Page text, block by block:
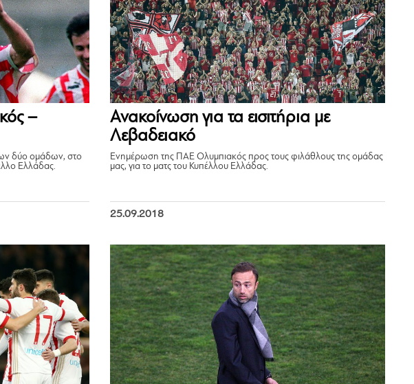
–
δύο ομάδων, στο
Ελλάδας.
Ανακοίνωση για τα εισιτήρια με
Λεβαδειακό
Ενημέρωση της ΠΑΕ Ολυμπιακός προς τους φιλάθλους της ομάδας
μας, για το ματς του Κυπέλλου Ελλάδας.
25.09.2018